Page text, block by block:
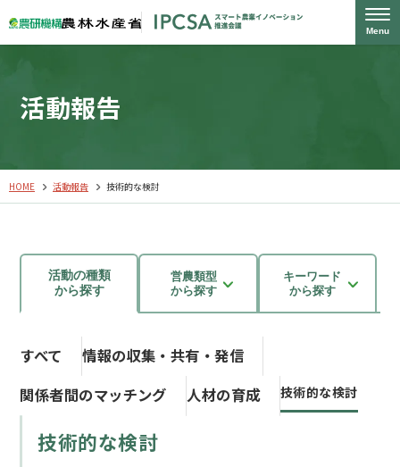
Menu
活動報告
HOME 活動報告 技術的な検討
活動の種類
から探す
営農類型
から探す
キーワード
から探す
すべて
情報の収集・共有・発信
関係者間のマッチング
人材の育成 技術的な検討
技術的な検討